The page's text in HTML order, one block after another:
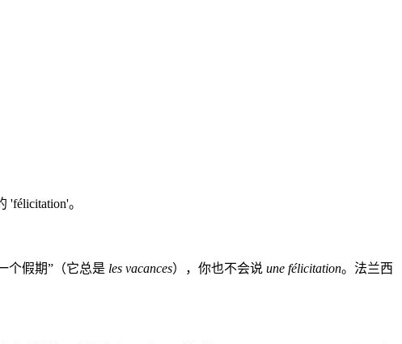
。
个假期”（它总是 les vacances），你也不会说 une félicitation。法兰西